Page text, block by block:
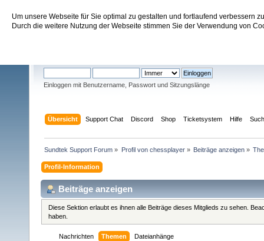
Um unsere Webseite für Sie optimal zu gestalten und fortlaufend verbessern
Durch die weitere Nutzung der Webseite stimmen Sie der Verwendung von
Sundtek Support Forum
Einloggen mit Benutzername, Passwort und Sitzungslänge
Übersicht Support Chat Discord Shop Ticketsystem Hilfe
Sundtek Support Forum » Profil von chessplayer» Beiträge anzeigen»
Profil-Information
Beiträge anzeigen
Diese Sektion erlaubt es ihnen alle Beiträge dieses Mitglieds zu sehen.
haben.
Nachrichten Themen Dateianhänge